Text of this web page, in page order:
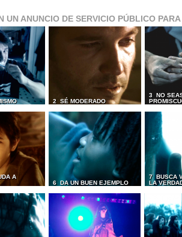
UN ANUNCIO DE SERVICIO PÚBLICO
2 SÉ MODERADO
3 NO
A
6 DA UN BUEN EJEMPLO
7 BUSCA
LA